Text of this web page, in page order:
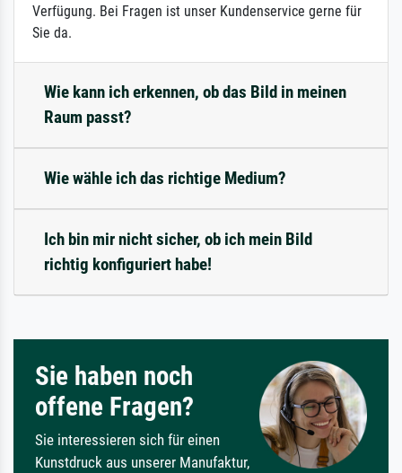
Verfügung. Bei Fragen ist unser Kundenservice gerne für
Sie da.
Wie kann ich erkennen, ob das Bild in meinen
Raum passt?
Wie wähle ich das richtige Medium?
Ich bin mir nicht sicher, ob ich mein Bild
richtig konfiguriert habe!
Sie haben noch
offene Fragen?
Sie interessieren sich für einen
Kunstdruck aus unserer Manufaktur,